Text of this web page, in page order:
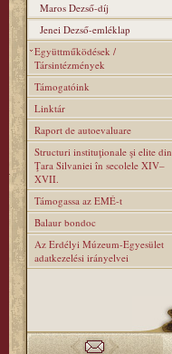
Maros Dezső-díj
Jenei Dezső-emléklap
Együttműködések /
Társintézmények
Támogatóink
Linktár
Raport de autoevaluare
Structuri instituţionale şi elite din
Ţara Silvaniei în secolele XIV–
XVII.
Támogassa az EMÉ-t
Balaur bondoc
Az Erdélyi Múzeum-Egyesület
adatkezelési irányelvei